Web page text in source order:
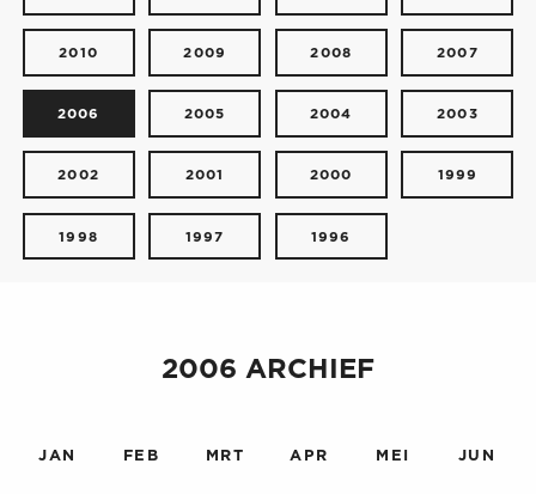
2010 2009 2008 2007
2006 2005 2004 2003
2002 2001 2000 1999
1998 1997 1996
2006 ARCHIEF
JAN FEB MRT APR MEI JUN